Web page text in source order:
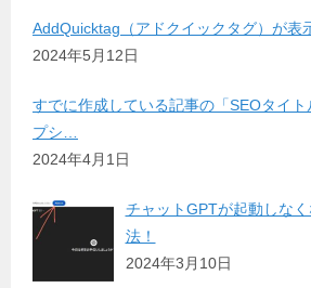
AddQuicktag（アドクイックタグ）が表
2024年5月12日
すでに作成している記事の「SEOタイト
プシ…
2024年4月1日
チャットGPTが起動しな
法！
2024年3月10日